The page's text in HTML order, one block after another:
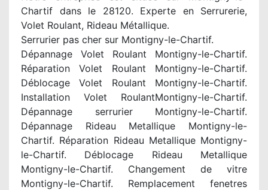
Chartif dans le 28120. Experte en Serrurerie,
Volet Roulant, Rideau Métallique.
Serrurier pas cher sur Montigny-le-Chartif.
Dépannage Volet Roulant Montigny-le-Chartif.
Réparation Volet Roulant Montigny-le-Chartif.
Déblocage Volet Roulant Montigny-le-Chartif.
Installation Volet RoulantMontigny-le-Chartif.
Dépannage serrurier Montigny-le-Chartif.
Dépannage Rideau Metallique Montigny-le-
Chartif. Réparation Rideau Metallique Montigny-
le-Chartif. Déblocage Rideau Metallique
Montigny-le-Chartif. Changement de vitre
Montigny-le-Chartif. Remplacement fenetres